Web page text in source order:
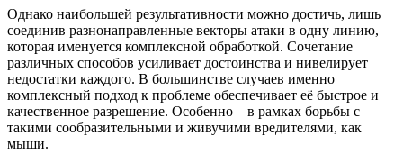
Однако наибольшей результативности можно достичь, лишь
соединив разнонаправленные векторы атаки в одну линию,
которая именуется комплексной обработкой. Сочетание
различных способов усиливает достоинства и нивелирует
недостатки каждого. В большинстве случаев именно
комплексный подход к проблеме обеспечивает её быстрое и
качественное разрешение. Особенно – в рамках борьбы с
такими сообразительными и живучими вредителями, как
мыши.